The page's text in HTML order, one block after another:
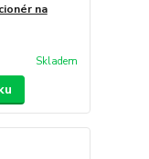
na
Skladem